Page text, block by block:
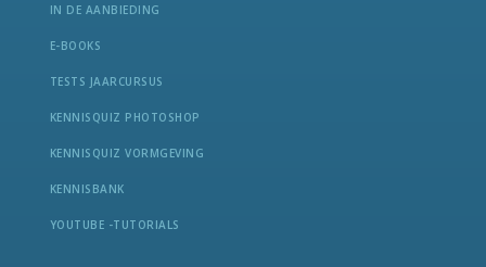
IN DE AANBIEDING
E-BOOKS
TESTS JAARCURSUS
KENNISQUIZ PHOTOSHOP
KENNISQUIZ VORMGEVING
KENNISBANK
YOUTUBE -TUTORIALS